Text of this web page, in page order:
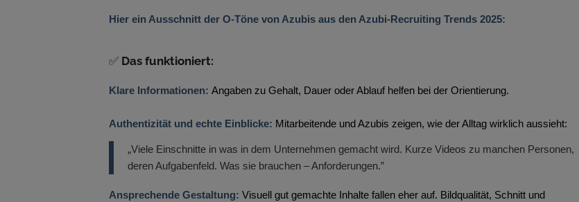
Hier ein Ausschnitt der O-Töne von Azubis aus den Azubi-Recruiting Trends 2025:
✅ Das funktioniert:
Klare Informationen: Angaben zu Gehalt, Dauer oder Ablauf helfen bei der Orientierung.
Authentizität und echte Einblicke: Mitarbeitende und Azubis zeigen, wie der Alltag wirklich aussieht:
„Viele Einschnitte in was in dem Unternehmen gemacht wird. Kurze Videos zu manchen Personen,
deren Aufgabenfeld. Was sie brauchen – Anforderungen.”
Ansprechende Gestaltung: Visuell gut gemachte Inhalte fallen eher auf. Bildqualität, Schnitt und